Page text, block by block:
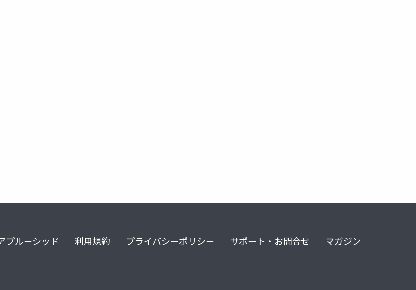
プルーシッド 利用規約 プライバシーポリシー サポート・お問合せ マガジン